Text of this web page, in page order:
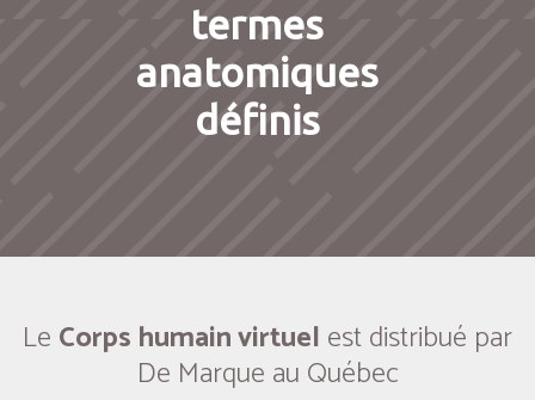
termes
anatomiques
définis
Le Corps humain virtuel est distribué par
De Marque au Québec